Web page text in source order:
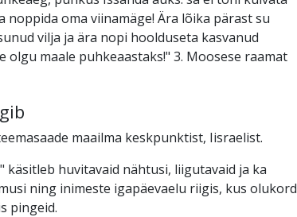
noppida oma viinamäge! Ära lõika pärast su
vilja ja ära nopi hoolduseta kasvanud
olgu maale puhkeaastaks!" 3. Moosese raamat
maailma keskpunktist, Iisraelist.
käsitleb huvitavaid nähtusi, liigutavaid ja ka
ning inimeste igapäevaelu riigis, kus olukord
pingeid.